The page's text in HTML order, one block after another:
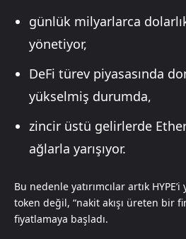
günlük milyarlarca
yönetiyor,
DeFi türev piyasasında
yükselmiş durumda,
zincir üstü gelirlerde
ağlarla yarışıyor.
Bu nedenle yatırımcılar artık
token değil, “nakit akışı üreten bir
fiyatlamaya başladı.